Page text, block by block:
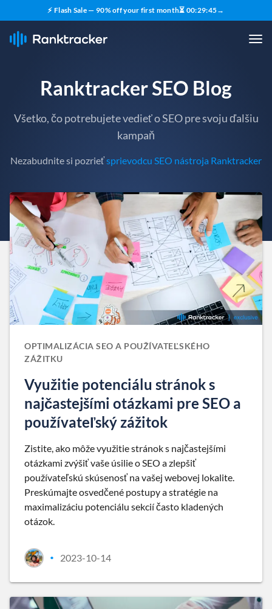
⚡ Flash Sale — 90% off your first month⏳ 00:29:43→
Ranktracker SEO Blog
Všetko, čo potrebujete vedieť o SEO pre svoju ďalšiu
kampaň
Nezabudnite si pozrieťsprievodcu SEO nástroja Ranktracker
OPTIMALIZÁCIA SEO A POUŽÍVATEĽSKÉHO
ZÁŽITKU
Využitie potenciálu stránok s
najčastejšími otázkami pre SEO a
používateľský zážitok
Zistite, ako môže využitie stránok s najčastejšími
otázkami zvýšiť vaše úsilie o SEO a zlepšiť
používateľskú skúsenosť na vašej webovej lokalite.
Preskúmajte osvedčené postupy a stratégie na
maximalizáciu potenciálu sekcií často kladených
otázok.
• 2023-10-14